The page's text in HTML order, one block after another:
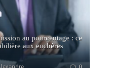
au pourcentage : ce
aux enchères